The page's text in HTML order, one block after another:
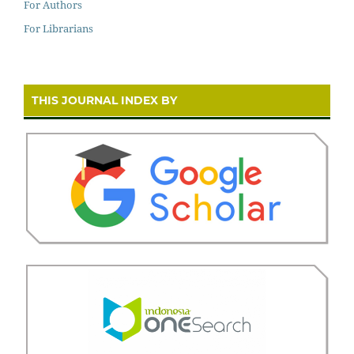
For Authors
For Librarians
THIS JOURNAL INDEX BY